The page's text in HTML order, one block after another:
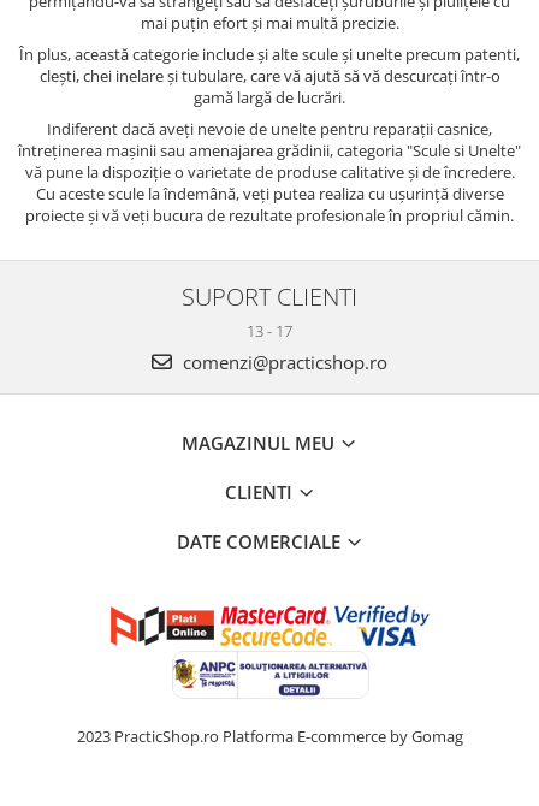
mai puțin efort și mai multă precizie.
În plus, această categorie include și alte scule și unelte precum patenti,
clești, chei inelare și tubulare, care vă ajută să vă descurcați într-o
gamă largă de lucrări.
Indiferent dacă aveți nevoie de unelte pentru reparații casnice,
întreținerea mașinii sau amenajarea grădinii, categoria "Scule si Unelte"
vă pune la dispoziție o varietate de produse calitative și de încredere.
Cu aceste scule la îndemână, veți putea realiza cu ușurință diverse
proiecte și vă veți bucura de rezultate profesionale în propriul cămin.
SUPORT CLIENTI
13 - 17
comenzi@practicshop.ro
MAGAZINUL MEU
CLIENTI
DATE COMERCIALE
2023 PracticShop.ro Platforma E-commerce by Gomag